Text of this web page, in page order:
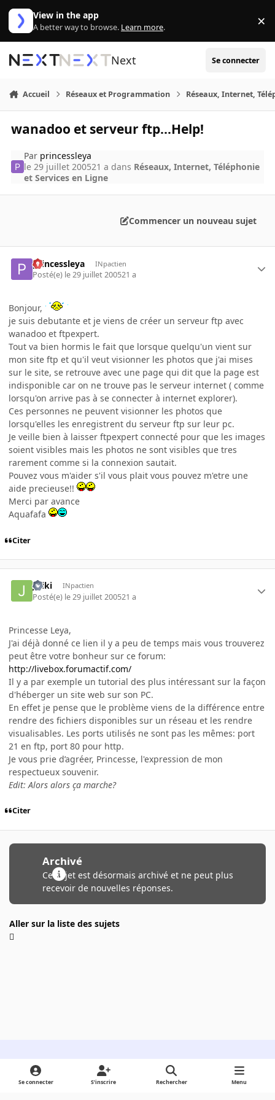
Aller au contenu
View in the app
A better way to browse. Learn more. ×
Next Se connecter
Accueil Réseaux et Programmation Réseaux, Internet,
wanadoo et serveur ftp...Help!
Par princessleya
le 29 juillet 200521 a dans Réseaux, Internet, Téléphonie
et Services en Ligne
Commencer un nouveau sujet
princessleya INpactien
Posté(e) le 29 juillet 200521 a
Bonjour,
je suis debutante et je viens de créer un serveur ftp avec
wanadoo et ftpexpert.
Tout va bien hormis le fait que lorsque quelqu'un vient sur
mon site ftp et qu'il veut visionner les photos que j'ai mises
sur le site, se retrouve avec une page qui dit que la page est
indisponible car on ne trouve pas le serveur internet ( comme
lorsqu'on arrive pas à se connecter à internet explorer).
Ces personnes ne peuvent visionner les photos que
lorsqu'elles les enregistrent du serveur ftp sur leur pc.
Je veille bien à laisser ftpexpert connecté pour que les images
soient visibles mais les photos ne sont visibles que tres
rarement comme si la connexion sautait.
Pouvez vous m'aider s'il vous plait vous pouvez m'etre une
aide precieuse!!
Merci par avance
Aquafafa
Citer
Jiriki INpactien
Posté(e) le 29 juillet 200521 a
Princesse Leya,
J'ai déjà donné ce lien il y a peu de temps mais vous trouverez
peut être votre bonheur sur ce forum:
http://livebox.forumactif.com/
Il y a par exemple un tutorial des plus intéressant sur la façon
d'héberger un site web sur son PC.
En effet je pense que le problème viens de la différence entre
rendre des fichiers disponibles sur un réseau et les rendre
visualisables. Les ports utilisés ne sont pas les mêmes: port
21 en ftp, port 80 pour http.
Je vous prie d’agréer, Princesse, l'expression de mon
respectueux souvenir.
Edit: Alors alors ça marche?
Citer
Archivé
Ce sujet est désormais archivé et ne peut plus
recevoir de nouvelles réponses.
Aller sur la liste des sujets
Light ModeDark ModeSystem Preference
Se connecter S’inscrire Rechercher Menu